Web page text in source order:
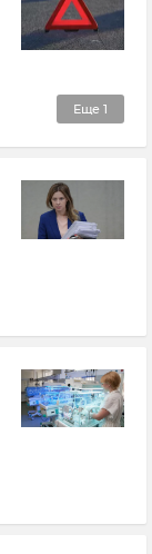
Еще 1